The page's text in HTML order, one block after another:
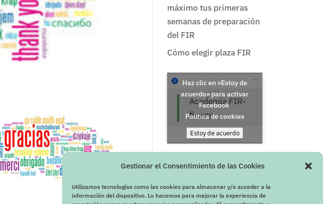
Gestionar el Consentimiento de las Cookies
Utilizamos tecnologías como las cookies para almacenar y/o acceder a la
información del dispositivo. Lo hacemos para mejorar la experiencia de
máximo tus primeras
semanas de preparación
del FIR
Cómo elegir plaza FIR
Academia FIR-
firway
Haz clic en «Estoy de
acuerdo» para activar
Facebook
Política de cookies
Estoy de acuerdo